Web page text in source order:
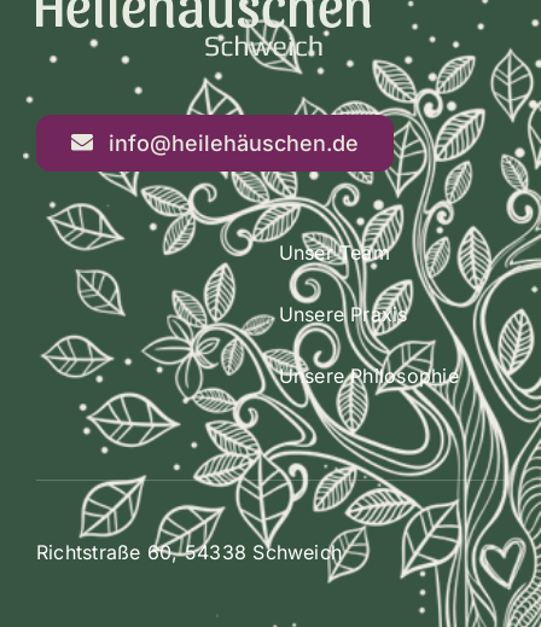
info@heilehäuschen.de
Unser Team
Unsere Praxis
Unsere Philosophie
Richtstraße 60, 54338 Schweich
Kundenbewertungen und Erfahrungen zu
NicoleBecker
100
%